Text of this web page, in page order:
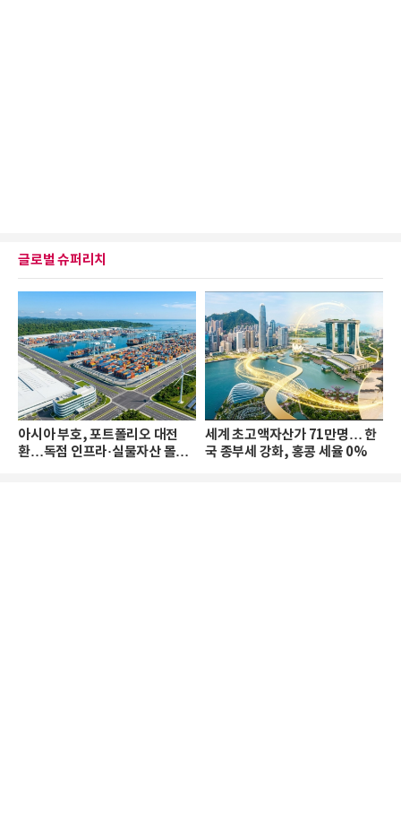
글로벌 슈퍼리치
아시아 부호, 포트폴리오 대전
환…독점 인프라·실물자산 몰린
세계 초고액자산가 71만명… 한
국 종부세 강화, 홍콩 세율 0%